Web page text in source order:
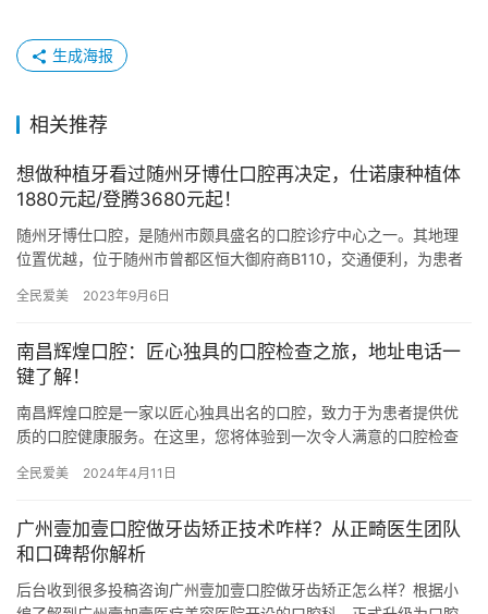
生成海报
相关推荐
想做种植牙看过随州牙博仕口腔再决定，仕诺康种植体
1880元起/登腾3680元起！
随州牙博仕口腔，是随州市颇具盛名的口腔诊疗中心之一。其地理
位置优越，位于随州市曾都区恒大御府商B110，交通便利，为患者
技…
全民爱美 2023年9月6日
南昌辉煌口腔：匠心独具的口腔检查之旅，地址电话一
键了解！
南昌辉煌口腔是一家以匠心独具出名的口腔，致力于为患者提供优
质的口腔健康服务。在这里，您将体验到一次令人满意的口腔检查
驾护航…
全民爱美 2024年4月11日
广州壹加壹口腔做牙齿矫正技术咋样？从正畸医生团队
和口碑帮你解析
后台收到很多投稿咨询广州壹加壹口腔做牙齿矫正怎么样？根据小